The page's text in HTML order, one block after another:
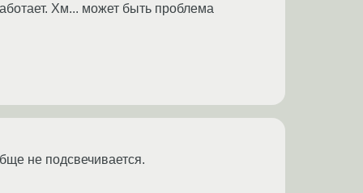
Хм... может быть проблема
не подсвечивается.